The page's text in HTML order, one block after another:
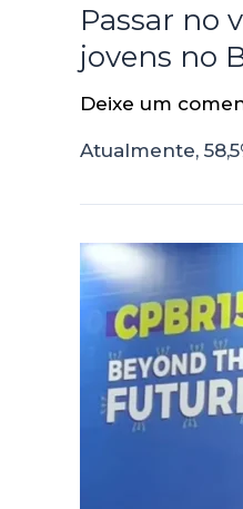
Passar no
jovens no
Deixe um
Atualmente,